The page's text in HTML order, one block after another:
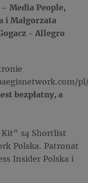
Media People,
i Małgorzata
- Allegro
bezpłatny, a
Kit" są Shortlist
Polska. Patronat
Insider Polska i